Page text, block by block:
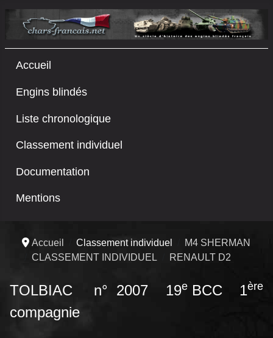
Accueil
Engins blindés
Liste chronologique
Classement individuel
Documentation
Mentions
Accueil Classement individuel
M4 SHERMAN
CLASSEMENT INDIVIDUEL
RENAULT D2
TOLBIAC n° 2007 19eBCC 1ère
compagnie